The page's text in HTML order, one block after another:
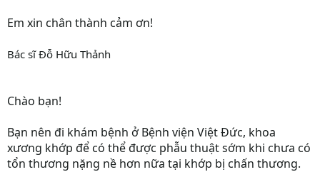
Em xin chân thành cảm ơn!
Bác sĩ Đỗ Hữu Thảnh
Chào bạn!
Bạn nên đi khám bệnh ở Bệnh viện Việt Đức, khoa
xương khớp để có thể được phẫu thuật sớm khi chưa có
tổn thương nặng nề hơn nữa tại khớp bị chấn thương.